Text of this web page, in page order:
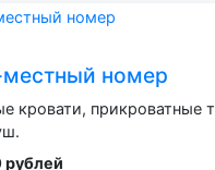
номер
кровати, прикроватные